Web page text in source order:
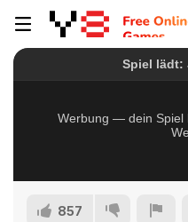
857